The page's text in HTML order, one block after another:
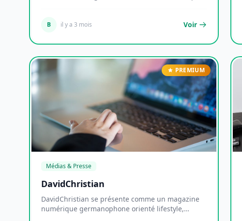
B il y a 3 mois Voir
PREMIUM
Médias & Presse
DavidChristian
DavidChristian se présente comme un magazine
numérique germanophone orienté lifestyle,